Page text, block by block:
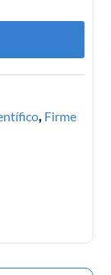
, Firme